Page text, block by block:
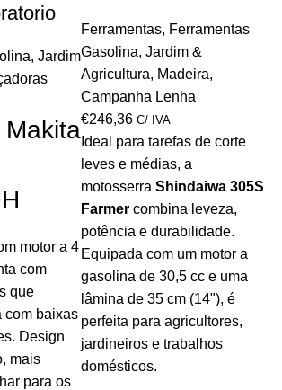
, Jardim
Makita
motor a 4
com
que
com baixas
Design
mais
para os
Ferramentas, Ferramentas
Gasolina, Jardim &
Agricultura, Madeira,
Campanha Lenha
€246,36 C/ IVA
Ideal para tarefas de corte
leves e médias, a
motosserra Shindaiwa 305S
Farmer combina leveza,
potência e durabilidade.
Equipada com um motor a
gasolina de 30,5 cc e uma
lâmina de 35 cm (14"), é
perfeita para agricultores,
jardineiros e trabalhos
domésticos.